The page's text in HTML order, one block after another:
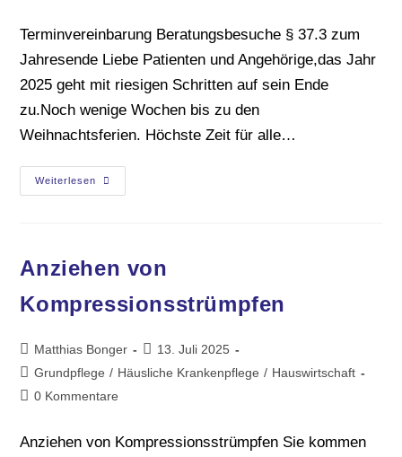
Terminvereinbarung Beratungsbesuche § 37.3 zum
Jahresende Liebe Patienten und Angehörige,das Jahr
2025 geht mit riesigen Schritten auf sein Ende
zu.Noch wenige Wochen bis zu den
Weihnachtsferien. Höchste Zeit für alle…
Weiterlesen
Anziehen von
Kompressionsstrümpfen
Matthias Bonger
13. Juli 2025
Grundpflege / Häusliche Krankenpflege / Hauswirtschaft
0 Kommentare
Anziehen von Kompressionsstrümpfen Sie kommen